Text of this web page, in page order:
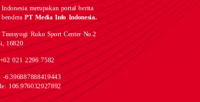
Indonesia merupakan portal berita
benderaPT Media Info Indonesia.
Ruko Sport Center No.2
16820
021 2296 7582
-6.396887888419443
106.976032927892